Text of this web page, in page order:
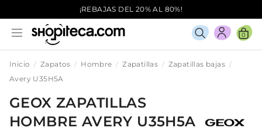
¡REBAJAS DEL 20% AL 80%!
0
Inicio Zapatos Hombre Zapatillas
Zapatillas bajas
Avery U35H5A
GEOX ZAPATILLAS
HOMBRE AVERY U35H5A